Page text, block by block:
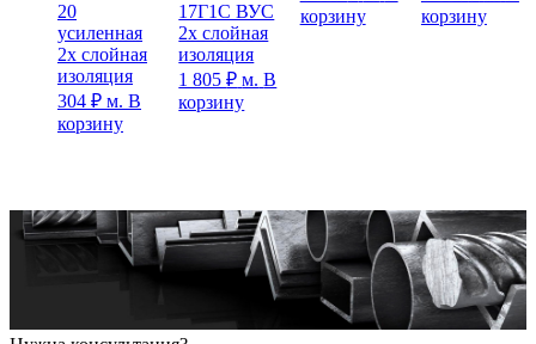
20
усиленная
2х слойная
изоляция
304 ₽ м. В
корзину
17Г1С ВУС
2х слойная
изоляция
1 805₽ м. В
корзину
корзину
корзину